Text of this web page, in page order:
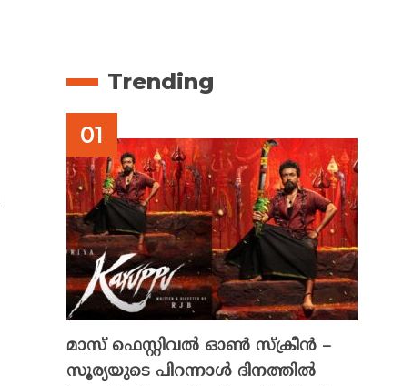
Trending
മാസ് ഫെസ്റ്റിവൽ ഓൺ സ്‌ക്രീൻ –
സൂര്യയുടെ പിറന്നാൾ ദിനത്തിൽ